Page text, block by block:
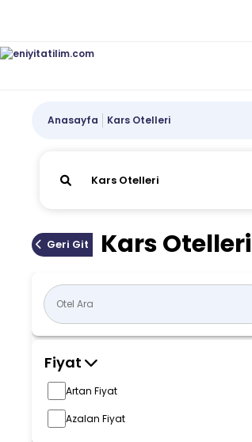
Anasayfa Kars Otelleri
Geri Git Kars Otelleri
Fiyat
Artan Fiyat
Azalan Fiyat